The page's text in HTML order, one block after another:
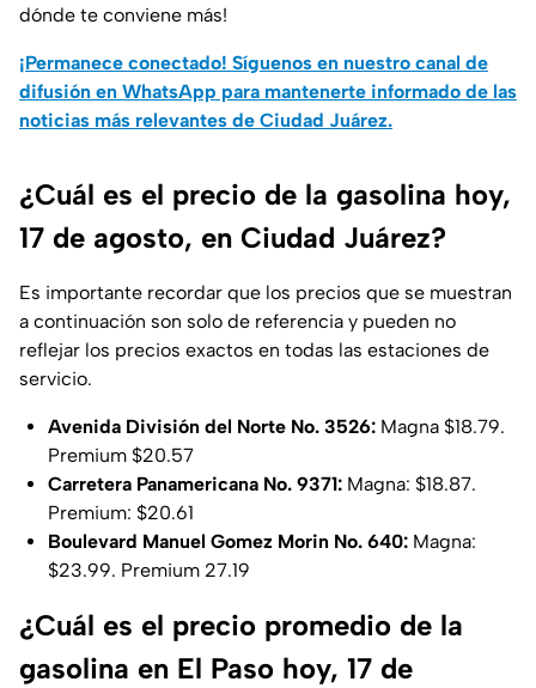
dónde te conviene más!
¡Permanece conectado! Síguenos en nuestro canal de
difusión en WhatsApp para mantenerte informado de las
noticias más relevantes de Ciudad Juárez.
¿Cuál es el precio de la gasolina hoy,
17 de agosto, en Ciudad Juárez?
Es importante recordar que los precios que se muestran
a continuación son solo de referencia y pueden no
reflejar los precios exactos en todas las estaciones de
servicio.
Avenida División del Norte No. 3526: Magna $18.79.
Premium $20.57
Carretera Panamericana No. 9371: Magna: $18.87.
Premium: $20.61
Boulevard Manuel Gomez Morin No. 640: Magna:
$23.99. Premium 27.19
¿Cuál es el precio promedio de la
gasolina en El Paso hoy, 17 de